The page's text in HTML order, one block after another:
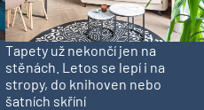
Tapety už nekončí jen na
stěnách. Letos se lepí i na
stropy, do knihoven nebo
šatních skříní